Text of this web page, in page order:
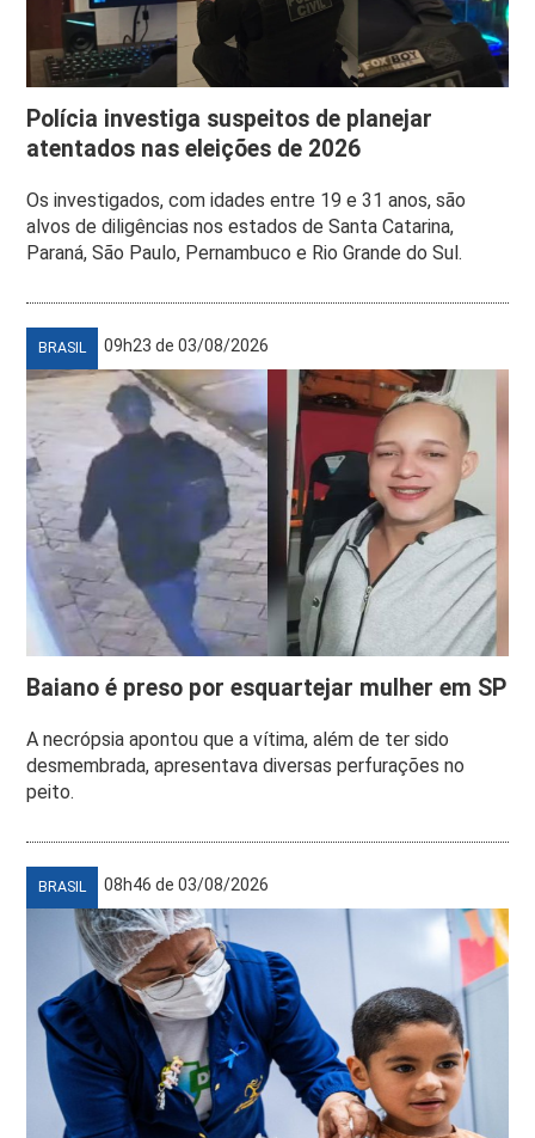
Polícia investiga suspeitos de planejar
atentados nas eleições de 2026
Os investigados, com idades entre 19 e 31 anos, são
alvos de diligências nos estados de Santa Catarina,
Paraná, São Paulo, Pernambuco e Rio Grande do Sul.
BRASIL 09h23 de 03/08/2026
Baiano é preso por esquartejar mulher em SP
A necrópsia apontou que a vítima, além de ter sido
desmembrada, apresentava diversas perfurações no
peito.
BRASIL 08h46 de 03/08/2026